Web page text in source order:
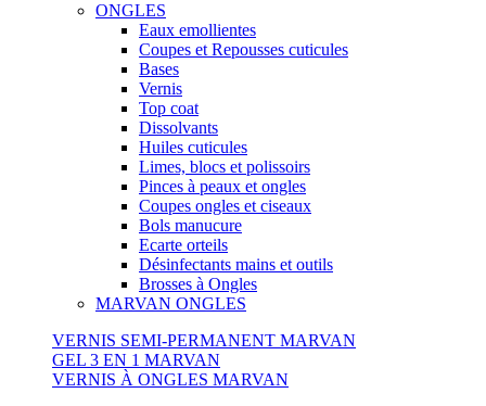
ONGLES
Eaux emollientes
Coupes et Repousses cuticules
Bases
Vernis
Top coat
Dissolvants
Huiles cuticules
Limes, blocs et polissoirs
Pinces à peaux et ongles
Coupes ongles et ciseaux
Bols manucure
Ecarte orteils
Désinfectants mains et outils
Brosses à Ongles
MARVAN ONGLES
VERNIS SEMI-PERMANENT MARVAN
GEL 3 EN 1 MARVAN
VERNIS À ONGLES MARVAN